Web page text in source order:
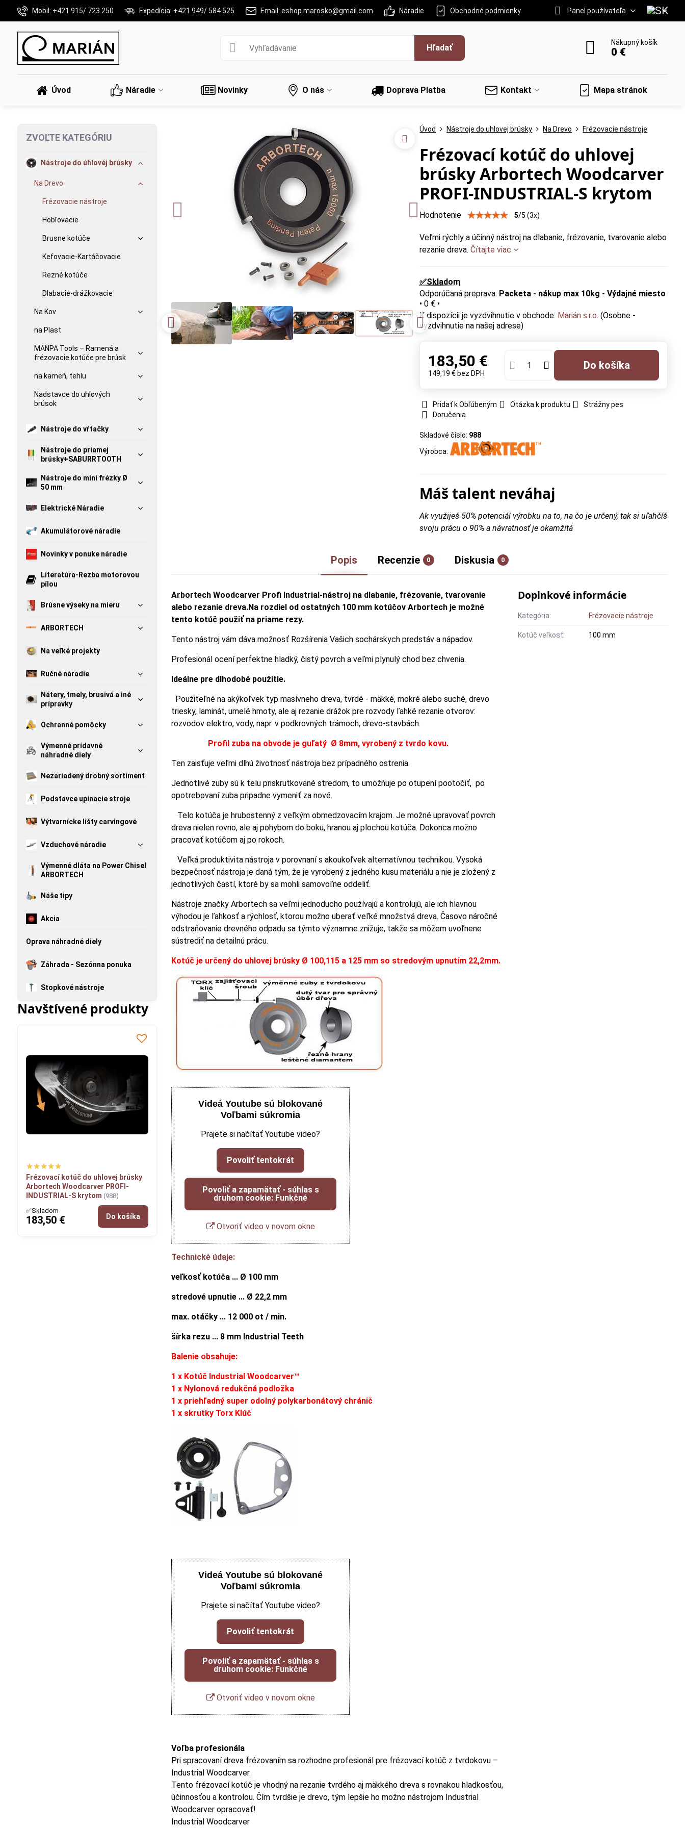
Mobil: +421 915/ 723 250 Expedícia: +421 949/ 584 525 Email: eshop.marosko@gmail.com Náradie Obchodné podmienky Panel používateľa
Hľadať
Nákupný košík
0 €
Úvod Náradie Novinky O nás Doprava Platba Kontakt Mapa stránok
Úvod Nástroje do uhlovej brúsky Na Drevo Frézovacie nástroje
Frézovací kotúč do uhlovej
brúsky Arbortech Woodcarver
PROFI-INDUSTRIAL-S krytom
Hodnotenie 5/5 (3x)
Veľmi rýchly a účinný nástroj na dlabanie, frézovanie, tvarovanie alebo
rezanie dreva.Čítajte viac
✅Skladom
Packeta - nákup max 10kg - Výdajné miesto
•0 € •
Marián s.r.o. (Osobne -
vyzdvihnutie na našej adrese)
183,50 €
149,19 € bez DPH
Do košíka
Pridať k Obľúbeným Otázka k produktu
Strážny pes
Doručenia
Skladové číslo: 988
Výrobca:
Máš talent neváhaj
Ak využiješ 50% potenciál výrobku na to, na čo je určený, tak si uľahčíš
svoju prácu o 90% a návratnosť je okamžitá
Popis Recenzie 0 Diskusia 0
Arbortech Woodcarver Profi Industrial-nástroj na dlabanie, frézovanie, tvarovanie
alebo rezanie dreva.Na rozdiel od ostatných 100 mm kotúčov Arbortech je možné
tento kotúč použiť na priame rezy.
Tento nástroj vám dáva možnosť Rozšírenia Vašich sochárskych predstáv a nápadov.
Profesionál ocení perfektne hladký, čistý povrch a veľmi plynulý chod bez chvenia.
Ideálne pre dlhodobé použitie.
Použiteľné na akýkoľvek typ masívneho dreva, tvrdé - mäkké, mokré alebo suché, drevo
triesky, laminát, umelé hmoty, ale aj rezanie drážok pre rozvody ľahké rezanie otvorov:
rozvodov elektro, vody, napr. v podkrovných trámoch, drevo-stavbách.
Profil zuba na obvode je guľatý Ø 8mm, vyrobený z tvrdo kovu.
Ten zaisťuje veľmi dlhú životnosť nástroja bez prípadného ostrenia.
Jednotlivé zuby sú k telu priskrutkované stredom, to umožňuje po otupení pootočiť, po
opotrebovaní zuba pripadne vymeniť za nové.
Telo kotúča je hrubostenný z veľkým obmedzovacím krajom. Je možné upravovať povrch
dreva nielen rovno, ale aj pohybom do boku, hranou aj plochou kotúča. Dokonca možno
pracovať kotúčom aj po rokoch.
Veľká produktivita nástroja v porovnaní s akoukoľvek alternatívnou technikou. Vysoká
bezpečnosť nástroja je daná tým, že je vyrobený z jedného kusu materiálu a nie je zložený z
jednotlivých častí, ktoré by sa mohli samovoľne oddeliť.
Nástroje značky Arbortech sa veľmi jednoducho používajú a kontrolujú, ale ich hlavnou
výhodou je ľahkosť a rýchlosť, ktorou možno uberať veľké množstvá dreva. Časovo náročné
odstraňovanie drevného odpadu sa týmto významne znižuje, takže sa môžem uvoľnene
sústrediť na detailnú prácu.
Kotúč je určený do uhlovej brúsky Ø 100,115 a 125 mm so stredovým upnutím 22,2mm.
Videá Youtube sú blokované
Voľbami súkromia
Prajete si načítať Youtube video?
Povoliť tentokrát
Povoliť a zapamätať - súhlas s
druhom cookie: Funkčné
Otvoriť video v novom okne
Technické údaje:
veľkosť kotúča ... Ø 100 mm
stredové upnutie ... Ø 22,2 mm
max. otáčky ... 12 000 ot / min.
šírka rezu ... 8 mm Industrial Teeth
Balenie obsahuje:
1 x Kotúč Industrial Woodcarver™
1 x Nylonová redukčná podložka
1 x priehľadný super odolný polykarbonátový chránič
1 x skrutky Torx Klúč
Videá Youtube sú blokované
Voľbami súkromia
Prajete si načítať Youtube video?
Povoliť tentokrát
Povoliť a zapamätať - súhlas s
druhom cookie: Funkčné
Otvoriť video v novom okne
Voľba profesionála
Pri spracovaní dreva frézovaním sa rozhodne profesionál pre frézovací kotúč z tvrdokovu –
Industrial Woodcarver.
Tento frézovací kotúč je vhodný na rezanie tvrdého aj mäkkého dreva s rovnakou hladkosťou,
účinnosťou a kontrolou. Čím tvrdšie je drevo, tým lepšie ho možno nástrojom Industrial
Woodcarver opracovať!
Industrial Woodcarver
Doplnkové informácie
Kategória: Frézovacie nástroje
Kotúč veľkosť: 100 mm
ZVOĽTE KATEGÓRIU
Nástroje do úhlovéj brúsky
Na Drevo
Frézovacie nástroje
Hobľovacie
Brusne kotúče
Kefovacie-Kartáčovacie
Rezné kotúče
Dlabacie-drážkovacie
Na Kov
na Plast
MANPA Tools – Ramená a
frézovacie kotúče pre brúsk
na kameň, tehlu
Nadstavce do uhlových
brúsok
Nástroje do vŕtačky
Nástroje do priamej
brúsky+SABURRTOOTH
Nástroje do mini frézky Ø
50 mm
Elektrické Náradie
Akumulátorové náradie
Novinky v ponuke náradie
Literatúra-Rezba motorovou
pílou
Brúsne výseky na mieru
ARBORTECH
Na veľké projekty
Ručné náradie
Nátery, tmely, brusivá a iné
prípravky
Ochranné pomôcky
Výmenné prídavné
náhradné diely
Nezariadený drobný sortiment
Podstavce upínacie stroje
Výtvarnícke lišty carvingové
Vzduchové náradie
Výmenné dláta na Power Chisel
ARBORTECH
Náše tipy
Akcia
Oprava náhradné diely
Záhrada - Sezónna ponuka
Stopkové nástroje
Navštívené produkty
Frézovací kotúč do uhlovej brúsky
Arbortech Woodcarver PROFI-
INDUSTRIAL-S krytom (988)
✅Skladom
183,50 € Do košíka